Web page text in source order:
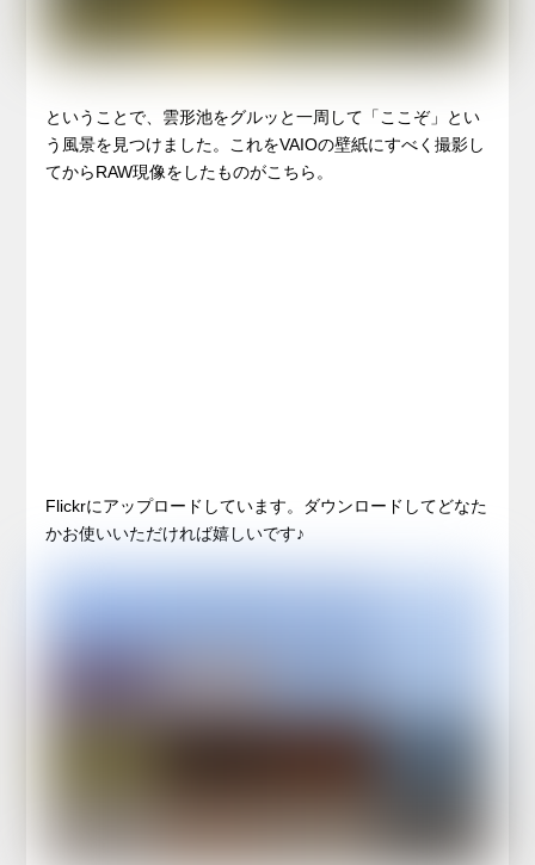
ということで、雲形池をグルッと一周して「ここぞ」とい
う風景を見つけました。これをVAIOの壁紙にすべく撮影し
てからRAW現像をしたものがこちら。
Flickrにアップロードしています。ダウンロードしてどなた
かお使いいただければ嬉しいです♪